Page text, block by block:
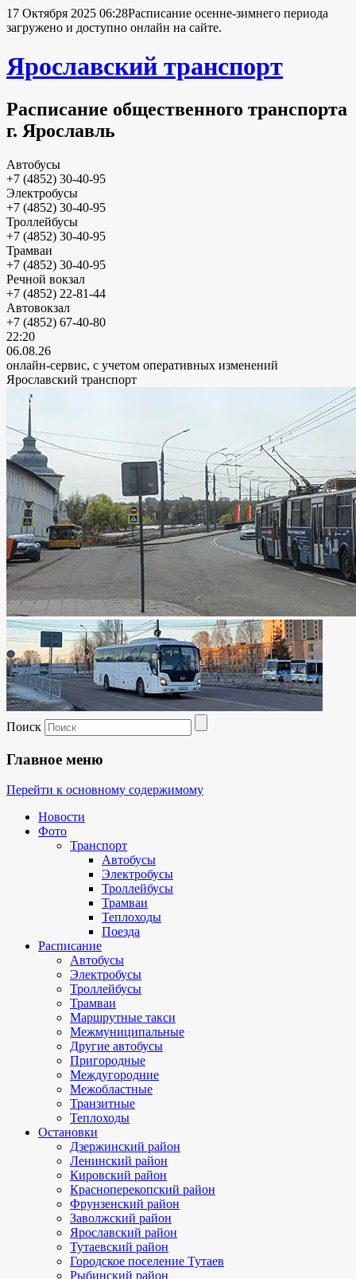
17 Октября 2025 06:28Расписание осенне-зимнего периода
загружено и доступно онлайн на сайте.
Ярославский транспорт
Расписание общественного транспорта
г. Ярославль
Автобусы
+7 (4852) 30-40-95
Электробусы
+7 (4852) 30-40-95
Троллейбусы
+7 (4852) 30-40-95
Трамваи
+7 (4852) 30-40-95
Речной вокзал
+7 (4852) 22-81-44
Автовокзал
+7 (4852) 67-40-80
22:20
06.08.26
онлайн-сервис, с учетом оперативных изменений
Ярославский транспорт
Поиск
Главное меню
Перейти к основному содержимому
Новости
Фото
Транспорт
Автобусы
Электробусы
Троллейбусы
Трамваи
Теплоходы
Поезда
Расписание
Автобусы
Электробусы
Троллейбусы
Трамваи
Маршрутные такси
Межмуниципальные
Другие автобусы
Пригородные
Междугородние
Межобластные
Транзитные
Теплоходы
Остановки
Дзержинский район
Ленинский район
Кировский район
Красноперекопский район
Фрунзенский район
Заволжский район
Ярославский район
Тутаевский район
Городское поселение Тутаев
Рыбинский район